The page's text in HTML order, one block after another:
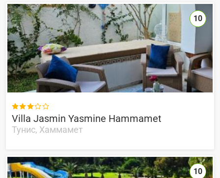

Villa Jasmin Yasmine Hammamet
Тунис, Хаммамет
10
10